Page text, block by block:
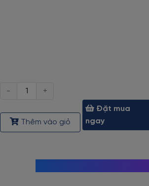
Số
Thêm vào giỏ
Đặt mua
ngay